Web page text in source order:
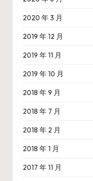
2020 年 3 月
2019 年 12 月
2019 年 11 月
2019 年 10 月
2018 年 9 月
2018 年 7 月
2018 年 2 月
2018 年 1 月
2017 年 11 月